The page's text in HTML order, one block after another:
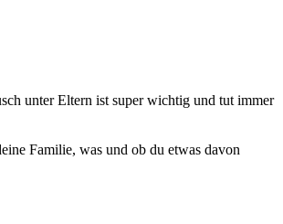
unter Eltern ist super wichtig und tut immer
Familie, was und ob du etwas davon